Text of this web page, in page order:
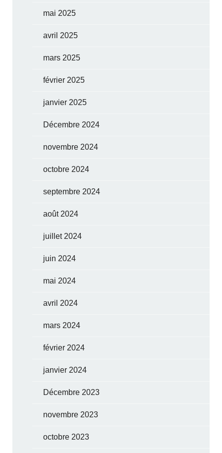
mai 2025
avril 2025
mars 2025
février 2025
janvier 2025
Décembre 2024
novembre 2024
octobre 2024
septembre 2024
août 2024
juillet 2024
juin 2024
mai 2024
avril 2024
mars 2024
février 2024
janvier 2024
Décembre 2023
novembre 2023
octobre 2023